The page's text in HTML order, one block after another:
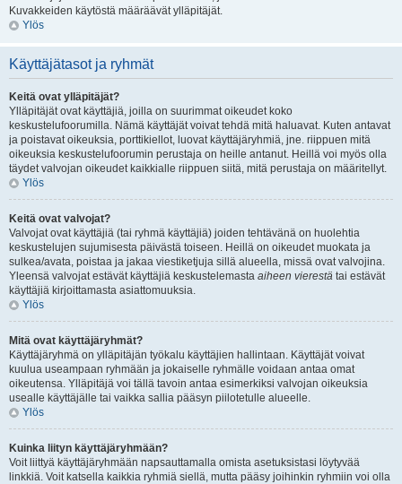
Kuvakkeiden käytöstä määräävät ylläpitäjät.
Ylös
Käyttäjätasot ja ryhmät
Keitä ovat ylläpitäjät?
Ylläpitäjät ovat käyttäjiä, joilla on suurimmat oikeudet koko
keskustelufoorumilla. Nämä käyttäjät voivat tehdä mitä haluavat. Kuten antavat
ja poistavat oikeuksia, porttikiellot, luovat käyttäjäryhmiä, jne. riippuen mitä
oikeuksia keskustelufoorumin perustaja on heille antanut. Heillä voi myös olla
täydet valvojan oikeudet kaikkialle riippuen siitä, mitä perustaja on määritellyt.
Ylös
Keitä ovat valvojat?
Valvojat ovat käyttäjiä (tai ryhmä käyttäjiä) joiden tehtävänä on huolehtia
keskustelujen sujumisesta päivästä toiseen. Heillä on oikeudet muokata ja
sulkea/avata, poistaa ja jakaa viestiketjuja sillä alueella, missä ovat valvojina.
Yleensä valvojat estävät käyttäjiä keskustelemasta aiheen vierestä tai estävät
käyttäjiä kirjoittamasta asiattomuuksia.
Ylös
Mitä ovat käyttäjäryhmät?
Käyttäjäryhmä on ylläpitäjän työkalu käyttäjien hallintaan. Käyttäjät voivat
kuulua useampaan ryhmään ja jokaiselle ryhmälle voidaan antaa omat
oikeutensa. Ylläpitäjä voi tällä tavoin antaa esimerkiksi valvojan oikeuksia
usealle käyttäjälle tai vaikka sallia pääsyn piilotetulle alueelle.
Ylös
Kuinka liityn käyttäjäryhmään?
Voit liittyä käyttäjäryhmään napsauttamalla omista asetuksistasi löytyvää
linkkiä. Voit katsella kaikkia ryhmiä siellä, mutta pääsy joihinkin ryhmiin voi olla